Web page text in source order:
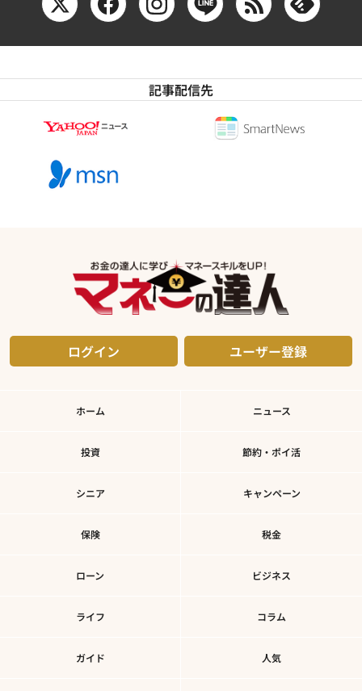
記事配信先
ログイン ユーザー登録
ホーム ニュース
投資 節約・ポイ活
シニア キャンペーン
保険 税金
ローン ビジネス
ライフ コラム
ガイド 人気